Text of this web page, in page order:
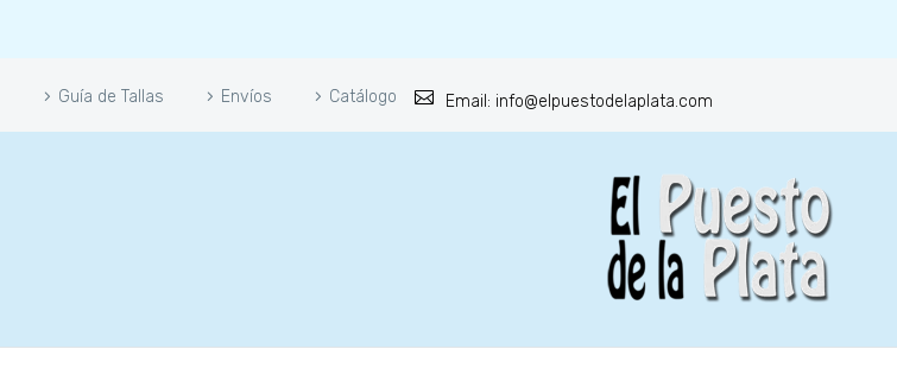
Guía de Tallas Envíos Catálogo Email: info@elpuestodelaplata.com